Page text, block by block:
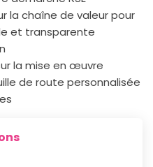
la chaîne de valeur pour
et transparente
la mise en œuvre
de route personnalisée